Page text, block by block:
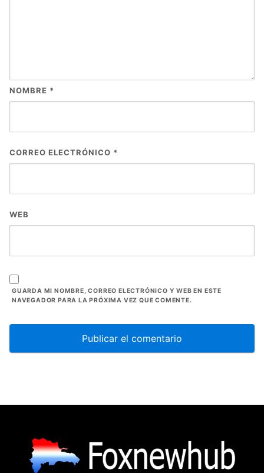
NOMBRE *
CORREO ELECTRÓNICO *
WEB
GUARDA MI NOMBRE, CORREO ELECTRÓNICO Y WEB EN ESTE
NAVEGADOR PARA LA PRÓXIMA VEZ QUE COMENTE.